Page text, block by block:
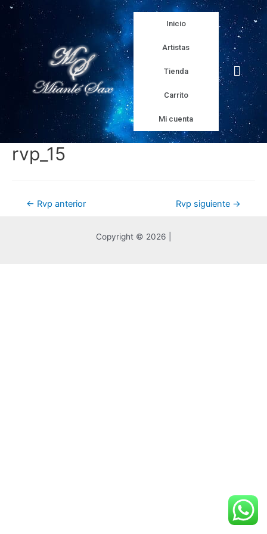
Inicio
Artistas
Tienda
Carrito
Mi cuenta
rvp_15
← Rvp anterior Rvp siguiente →
Copyright © 2026 |